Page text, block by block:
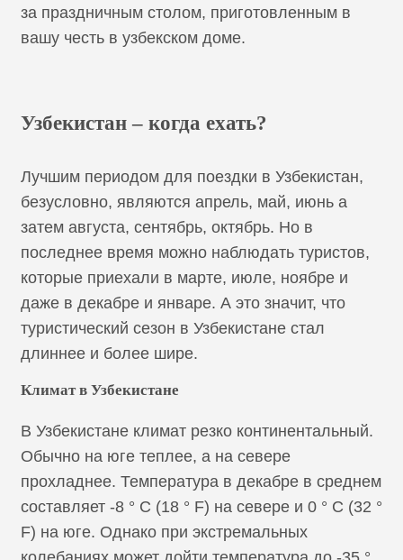
за праздничным столом, приготовленным в
вашу честь в узбекском доме.
Узбекистан – когда ехать?
Лучшим периодом для поездки в Узбекистан,
безусловно, являются апрель, май, июнь а
затем августа, сентябрь, октябрь. Но в
последнее время можно наблюдать туристов,
которые приехали в марте, июле, ноябре и
даже в декабре и январе. А это значит, что
туристический сезон в Узбекистане стал
длиннее и более шире.
Климат в Узбекистане
В Узбекистане климат резко континентальный.
Обычно на юге теплее, а на севере
прохладнее. Температура в декабре в среднем
составляет -8 ° C (18 ° F) на севере и 0 ° C (32 °
F) на юге. Однако при экстремальных